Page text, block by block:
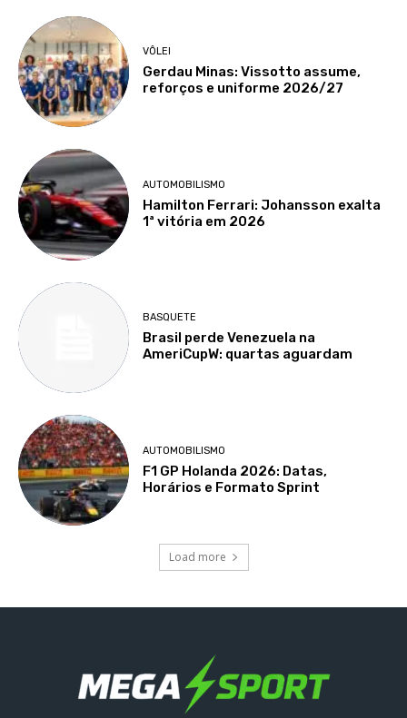
VÔLEI
Gerdau Minas: Vissotto assume,
reforços e uniforme 2026/27
AUTOMOBILISMO
Hamilton Ferrari: Johansson exalta
1ª vitória em 2026
BASQUETE
Brasil perde Venezuela na
AmeriCupW: quartas aguardam
AUTOMOBILISMO
F1 GP Holanda 2026: Datas,
Horários e Formato Sprint
Load more